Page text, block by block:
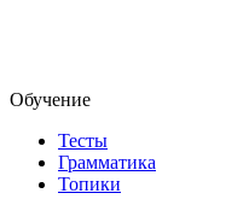
Обучение
Тесты
Грамматика
Топики